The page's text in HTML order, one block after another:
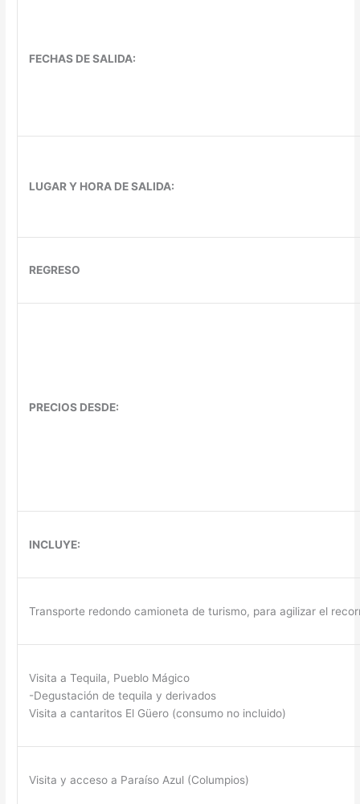
FECHAS DE SALIDA:
LUGAR Y HORA DE SALIDA:
REGRESO
PRECIOS DESDE:
INCLUYE:
Transporte redondo camioneta de turismo, para agilizar el
Visita a Tequila, Pueblo Mágico
-Degustación de tequila y derivados
Visita a cantaritos El Güero (consumo no incluido)
Visita y acceso a Paraíso Azul (Columpios)